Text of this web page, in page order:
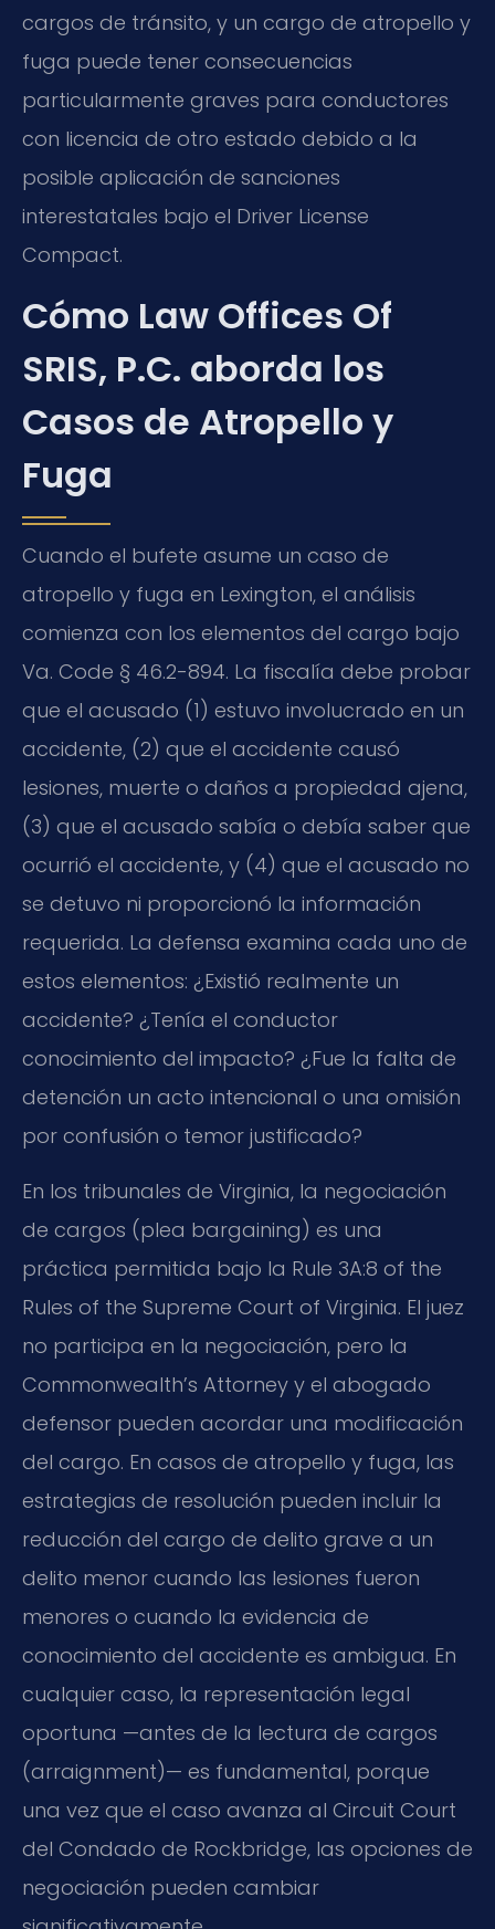
cargos de tránsito, y un cargo de atropello y
fuga puede tener consecuencias
particularmente graves para conductores
con licencia de otro estado debido a la
posible aplicación de sanciones
interestatales bajo el Driver License
Compact.
Cómo Law Offices Of
SRIS, P.C. aborda los
Casos de Atropello y
Fuga
Cuando el bufete asume un caso de
atropello y fuga en Lexington, el análisis
comienza con los elementos del cargo bajo
Va. Code § 46.2-894. La fiscalía debe probar
que el acusado (1) estuvo involucrado en un
accidente, (2) que el accidente causó
lesiones, muerte o daños a propiedad ajena,
(3) que el acusado sabía o debía saber que
ocurrió el accidente, y (4) que el acusado no
se detuvo ni proporcionó la información
requerida. La defensa examina cada uno de
estos elementos: ¿Existió realmente un
accidente? ¿Tenía el conductor
conocimiento del impacto? ¿Fue la falta de
detención un acto intencional o una omisión
por confusión o temor justificado?
En los tribunales de Virginia, la negociación
de cargos (plea bargaining) es una
práctica permitida bajo la Rule 3A:8 of the
Rules of the Supreme Court of Virginia. El juez
no participa en la negociación, pero la
Commonwealth’s Attorney y el abogado
defensor pueden acordar una modificación
del cargo. En casos de atropello y fuga, las
estrategias de resolución pueden incluir la
reducción del cargo de delito grave a un
delito menor cuando las lesiones fueron
menores o cuando la evidencia de
conocimiento del accidente es ambigua. En
cualquier caso, la representación legal
oportuna —antes de la lectura de cargos
(arraignment)— es fundamental, porque
una vez que el caso avanza al Circuit Court
del Condado de Rockbridge, las opciones de
negociación pueden cambiar